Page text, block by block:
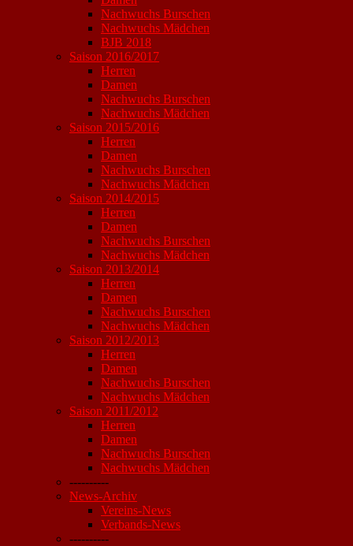
Nachwuchs Burschen
Nachwuchs Mädchen
BJB 2018
Saison 2016/2017
Herren
Damen
Nachwuchs Burschen
Nachwuchs Mädchen
Saison 2015/2016
Herren
Damen
Nachwuchs Burschen
Nachwuchs Mädchen
Saison 2014/2015
Herren
Damen
Nachwuchs Burschen
Nachwuchs Mädchen
Saison 2013/2014
Herren
Damen
Nachwuchs Burschen
Nachwuchs Mädchen
Saison 2012/2013
Herren
Damen
Nachwuchs Burschen
Nachwuchs Mädchen
Saison 2011/2012
Herren
Damen
Nachwuchs Burschen
Nachwuchs Mädchen
----------
News-Archiv
Vereins-News
Verbands-News
----------